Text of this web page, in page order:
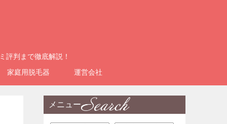
評判まで徹底解説！
家庭用脱毛器
運営会社
メニュー